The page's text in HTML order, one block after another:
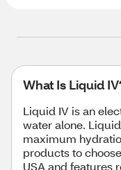
What Is Liquid
Liquid IV is an
water alone.
maximum
products to
USA and features